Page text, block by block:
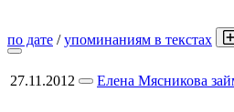
по дате /упоминаниям в текстах
27.11.2012 Елена Мясникова